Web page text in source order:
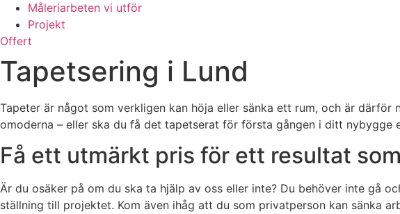
Måleriarbeten vi utför
Projekt
Offert
Tapetsering i Lund
Tapeter är något som verkligen kan höja eller sänka ett rum, och är
omoderna – eller ska du få det tapetserat för första gången i ditt
Få ett utmärkt pris för ett resultat
Är du osäker på om du ska ta hjälp av oss eller inte? Du behöver inte gå
ställning till projektet. Kom även ihåg att du som privatperson kan sänka